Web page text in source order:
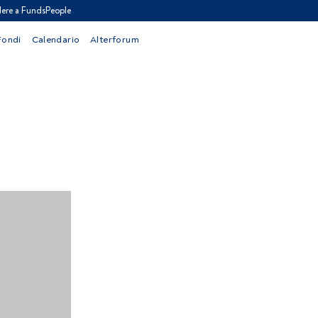
a FundsPeople
Calendario Alterforum